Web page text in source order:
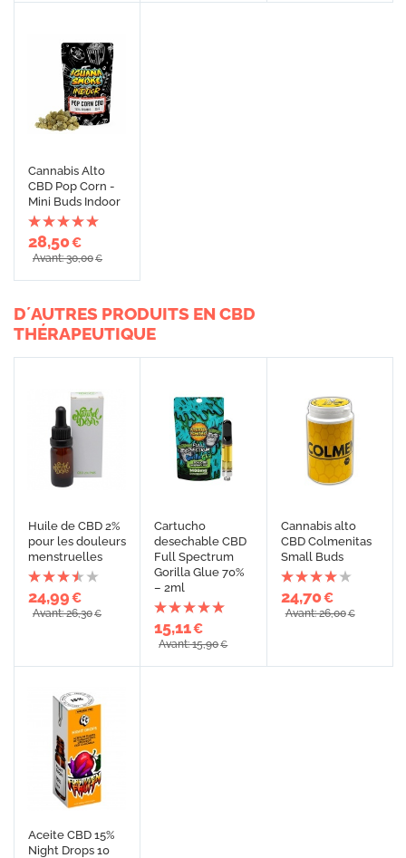
Cannabis Alto
CBD Pop Corn -
Mini Buds Indoor
28,50€
Avant: 30,00€
D´AUTRES PRODUITS EN CBD
THÉRAPEUTIQUE
Huile de CBD 2%
pour les douleurs
menstruelles
24,99€
Avant: 26,30€
Cartucho
desechable CBD
Full Spectrum
Gorilla Glue 70%
– 2ml
15,11€
Avant: 15,90€
Cannabis alto
CBD Colmenitas
Small Buds
24,70€
Avant: 26,00€
Aceite CBD 15%
Night Drops 10